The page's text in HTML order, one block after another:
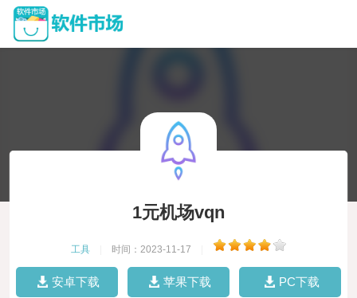
1元机场vqn
工具 时间：2023-11-17
安卓下载 苹果下载 PC下载